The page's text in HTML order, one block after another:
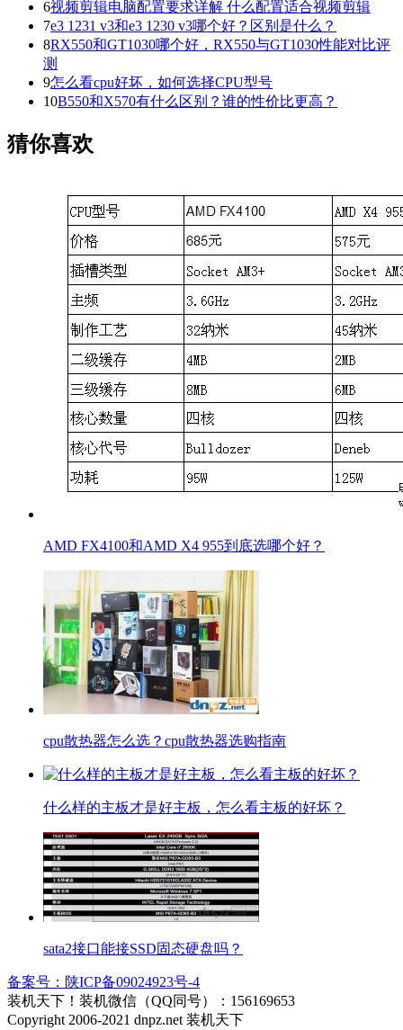
6视频剪辑电脑配置要求详解 什么配置适合视频剪辑
7e3 1231 v3和e3 1230 v3哪个好？区别是什么？
8RX550和GT1030哪个好，RX550与GT1030性能对比评
测
9怎么看cpu好坏，如何选择CPU型号
10B550和X570有什么区别？谁的性价比更高？
猜你喜欢
AMD FX4100和AMD X4 955到底选哪个好？
cpu散热器怎么选？cpu散热器选购指南
什么样的主板才是好主板，怎么看主板的好坏？
sata2接口能接SSD固态硬盘吗？
备案号：陕ICP备09024923号-4
装机天下！装机微信（QQ同号）：156169653
Copyright 2006-2021 dnpz.net 装机天下